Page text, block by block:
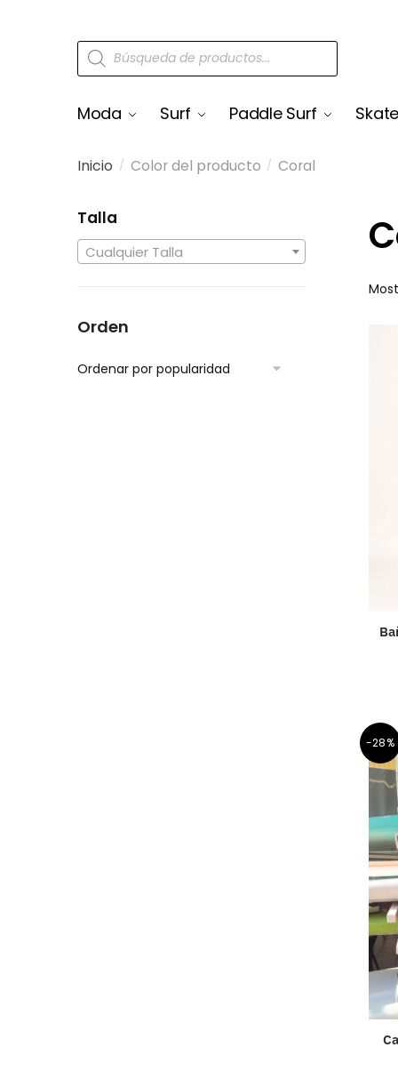
Moda Surf Paddle Surf
Inicio / Color del producto / Coral
-28%
Talla
Cualquier Talla
Orden